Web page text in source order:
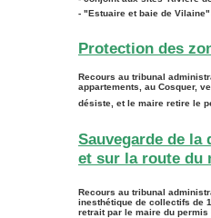
- "Estuaire et baie de Vilaine"
Protection des
Recours au tribunal
appartements, au Cosquer,
désiste, et le maire retire le
Sauvegarde de la
et sur la route du
Recours au tribunal
inesthétique de collectifs de
retrait par le maire du permis